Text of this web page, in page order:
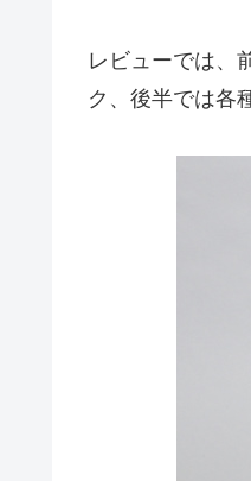
レビューでは、
ク、後半では各